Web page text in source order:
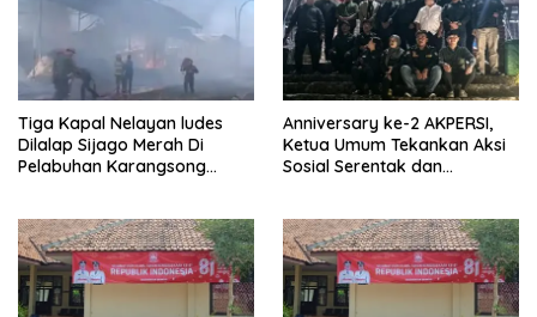
Tiga Kapal Nelayan ludes
Dilalap Sijago Merah Di
Pelabuhan Karangsong
Anniversary ke-2 AKPERSI,
Ketua Umum Tekankan Aksi
Sosial Serentak dan